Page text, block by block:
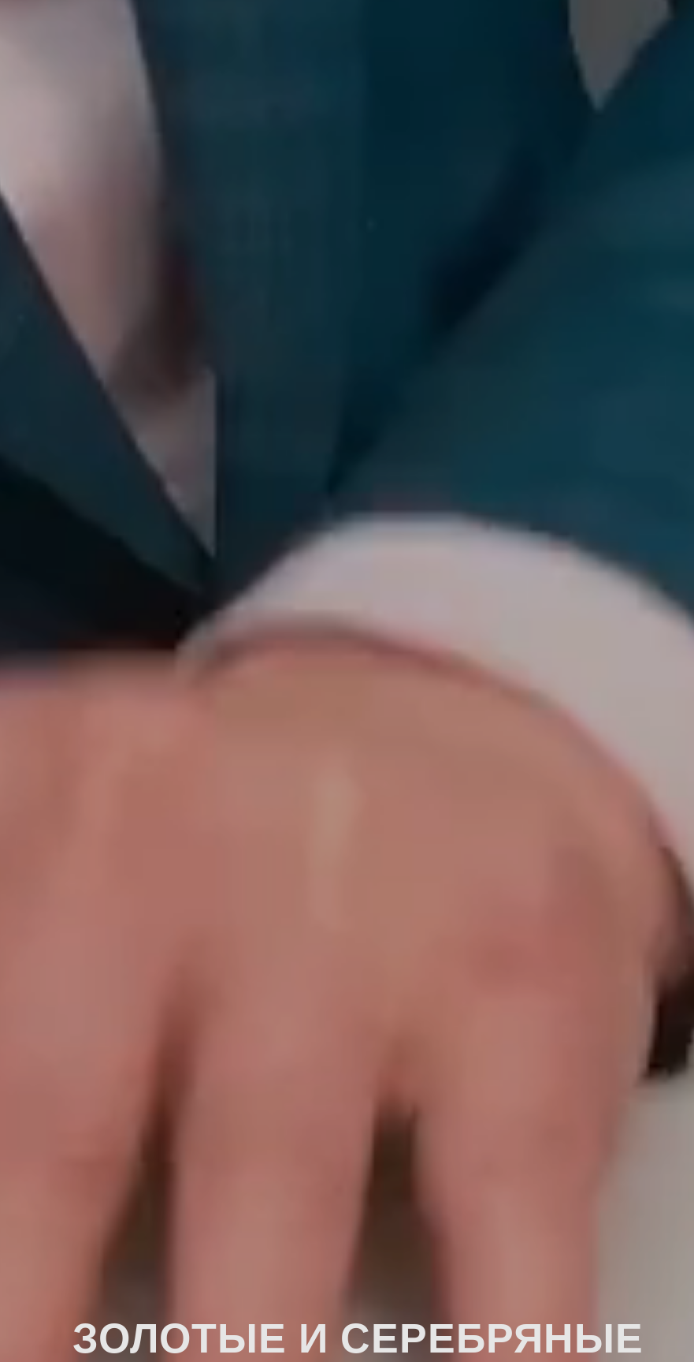
ЗОЛОТЫЕ И СЕРЕБРЯНЫЕ